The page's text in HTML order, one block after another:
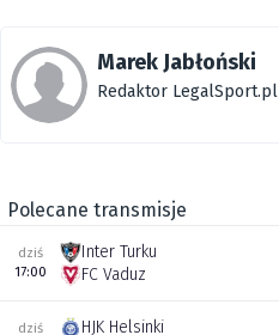
Marek Jabłoński
Redaktor LegalSport.pl
Polecane transmisje
dziś
17:00
Inter Turku
FC Vaduz
dziś
HJK Helsinki